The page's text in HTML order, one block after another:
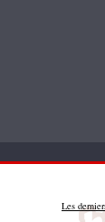
Les